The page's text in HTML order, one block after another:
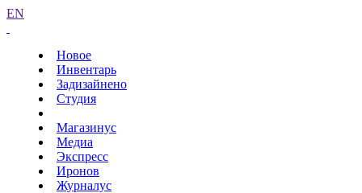
EN
Новое
Инвентарь
Задизайнено
Студия
Магазинус
Медиа
Экспресс
Иронов
Журналус